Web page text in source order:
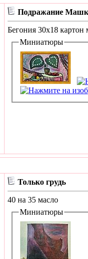
Подражание
Бегония 30х18
Миниатюры
Только грудь
40 на 35 масло
Миниатюры